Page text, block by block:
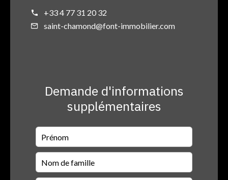
+33 4 77 31 20 32
saint-chamond@font-immobilier.com
Demande d'informations
supplémentaires